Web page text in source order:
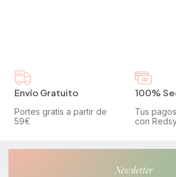
Envío Gratuito
Portes gratis a partir de
59€
100%
Tus
con
Newsletter